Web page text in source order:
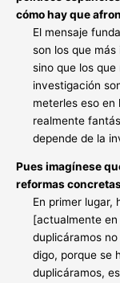
cómo hay que
El mensaje
son los que
sino que los
investigación
meterles eso en
realmente
depende de la
Pues imagínese
reformas
En primer lugar,
[actualmente en
duplicáramos
digo, porque se
duplicáramos,